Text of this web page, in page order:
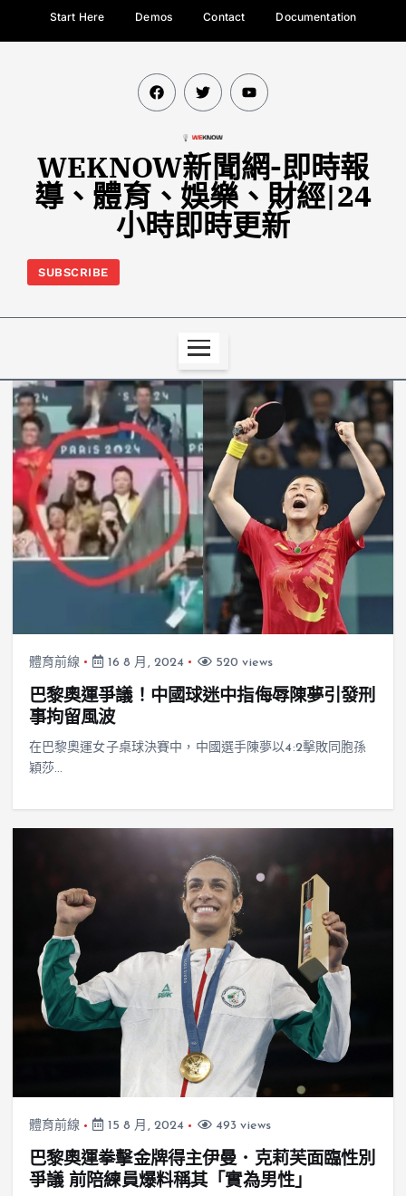
Start Here Demos Contact Documentation
WEKNOW新聞網-即時報
導、體育、娛樂、財經|24
小時即時更新
SUBSCRIBE
體育前線 16 8 月, 2024 520 views
巴黎奧運爭議！中國球迷中指侮辱陳夢引發刑
事拘留風波
在巴黎奧運女子桌球決賽中，中國選手陳夢以4:2擊敗同胞孫
穎莎…
體育前線 15 8 月, 2024 493 views
巴黎奧運拳擊金牌得主伊曼．克莉芙面臨性別
爭議 前陪練員爆料稱其「實為男性」